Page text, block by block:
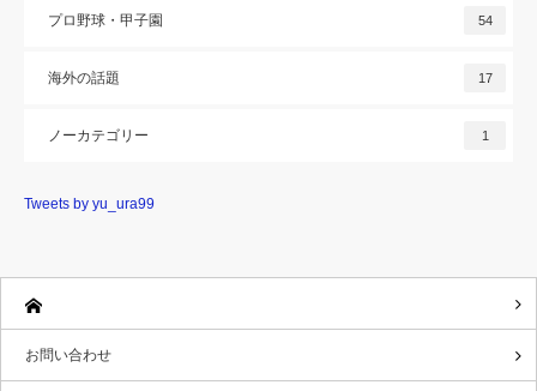
プロ野球・甲子園 54
海外の話題 17
ノーカテゴリー 1
Tweets by yu_ura99
お問い合わせ